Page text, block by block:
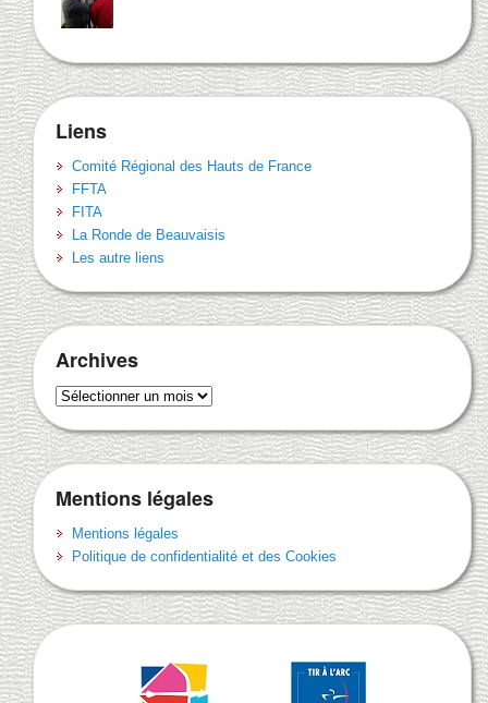
Liens
Comité Régional des Hauts de France
FFTA
FITA
La Ronde de Beauvaisis
Les autre liens
Archives
Archives
Mentions légales
Mentions légales
Politique de confidentialité et des Cookies